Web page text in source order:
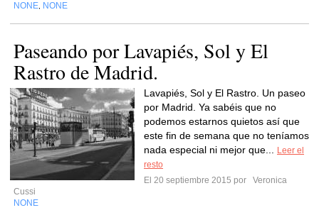
NONE NONE
Paseando por Lavapiés, Sol y El
Rastro de Madrid.
Lavapiés, Sol y El Rastro. Un paseo
por Madrid. Ya sabéis que no
podemos estarnos quietos así que
este fin de semana que no teníamos
nada especial ni mejor que...
Leer el
resto
El 20 septiembre 2015 por
Veronica
Cussi
NONE